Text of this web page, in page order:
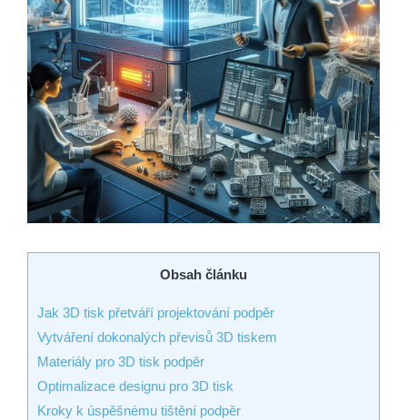
Obsah článku
Jak 3D tisk přetváří projektování podpěr
Vytváření dokonalých převisů 3D tiskem
Materiály pro 3D tisk podpěr
Optimalizace designu pro 3D tisk
Kroky k úspěšnému tištění podpěr